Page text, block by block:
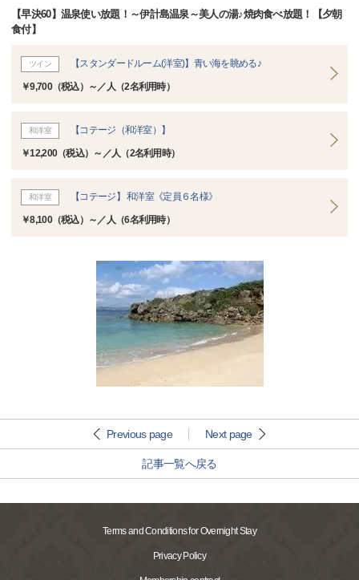
【早決60】温泉使い放題！～伊計島温泉～美人の湯♪焼肉食べ放題！【夕朝
食付】
ツイン 【スタンダードルーム(洋室)】青い海を眺める♪
￥9,700（税込）～／人（2名利用時）
和洋室 【コテージ（和洋室）】
￥12,200（税込）～／人（2名利用時）
和洋室 【コテージ】 和洋室《定員６名様》
￥8,100（税込）～／人（6名利用時）
Previous page Next page
記事一覧へ戻る
Terms and Conditions for Overnight Stay
Privacy Policy